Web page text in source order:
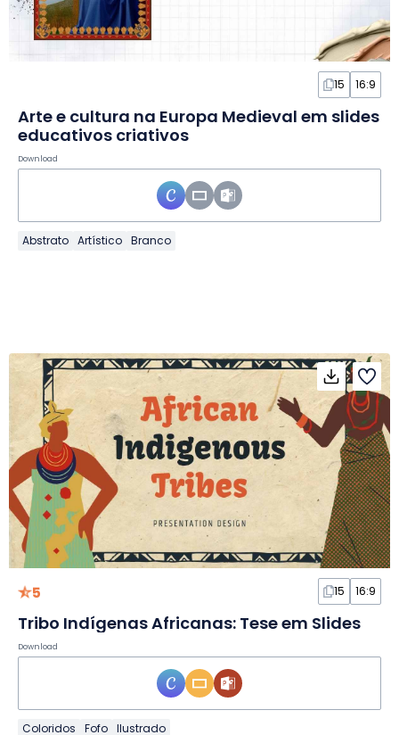
15 16:9
Arte e cultura na Europa Medieval em slides
educativos criativos
Download
Abstrato Artístico Branco
5 15 16:9
Tribo Indígenas Africanas: Tese em Slides
Download
Coloridos Fofo Ilustrado